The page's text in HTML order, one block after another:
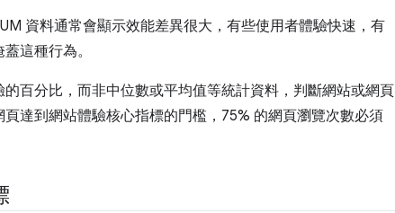
資料通常會顯示效能差異很大，有些使用者體驗快速，有
這種行為。
百分比，而非中位數或平均值等統計資料，判斷網站或網頁
達到網站體驗核心指標的門檻，75% 的網頁瀏覽次數必須